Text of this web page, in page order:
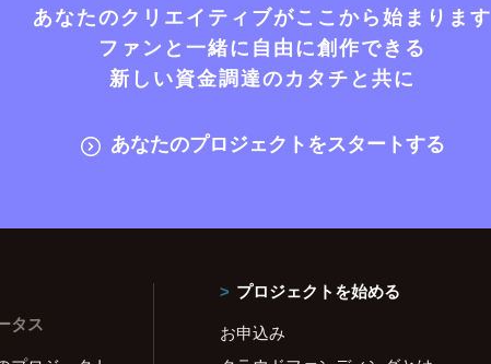
あなたのクリエイティブがここから始まります
ファンと一緒に自由に創作できる
新しい資金調達のカタチと共に
あなたのプロジェクトをスタートする
タス
プロジェクトを始める
お申込み